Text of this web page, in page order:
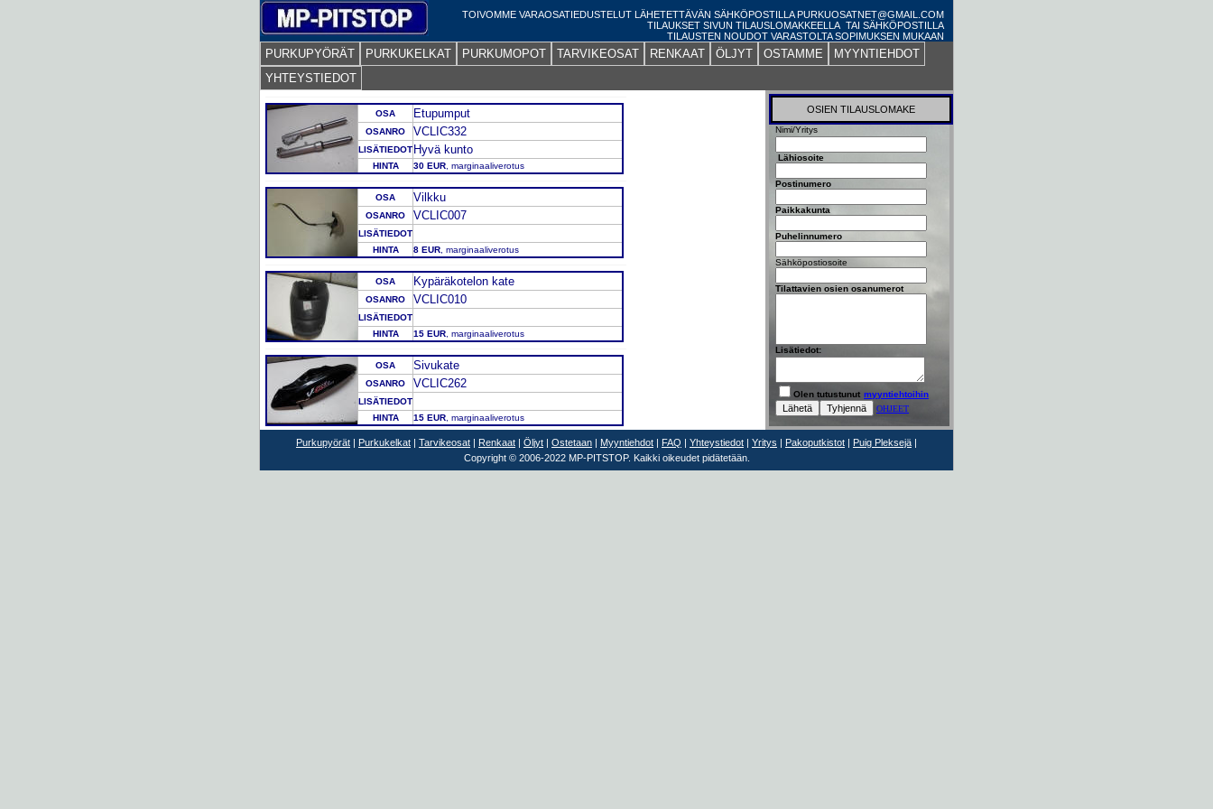
TOIVOMME VARAOSATIEDUSTELUT LÄHETETTÄVÄN SÄHKÖPOSTILLA PURKUOSATNET@GMAIL.COM
TILAUKSET SIVUN TILAUSLOMAKKEELLA TAI SÄHKÖPOSTILLA
TILAUSTEN NOUDOT VARASTOLTA SOPIMUKSEN MUKAAN
PURKUPYÖRÄT PURKUKELKAT PURKUMOPOT TARVIKEOSAT RENKAAT ÖLJYT OSTAMME
MYYNTIEHDOT
YHTEYSTIEDOT
OSA Etupumput
OSANRO VCLIC332
LISÄTIEDOT Hyvä kunto
HINTA 30 EUR , marginaaliverotus
OSA Vilkku
OSANRO VCLIC007
LISÄTIEDOT
HINTA
8 EUR , marginaaliverotus
OSA Kypäräkotelon kate
OSANRO VCLIC010
LISÄTIEDOT
HINTA
15 EUR , marginaaliverotus
OSA Sivukate
OSANRO VCLIC262
LISÄTIEDOT
HINTA
15 EUR , marginaaliverotus
OSIEN TILAUSLOMAKE
Nimi/Yritys
Lähiosoite
Postinumero
Paikkakunta
Puhelinnumero
Sähköpostiosoite
Tilattavien osien osanumerot
Lisätiedot:
Olen tutustunut myyntiehtoihin
OHJEET
Purkupyörät | Purkukelkat | Tarvikeosat | Renkaat | Öljyt | Ostetaan | Myyntiehdot | FAQ | Yhteystiedot | Yritys | Pakoputkistot | Puig Pleksejä |
Copyright © 2006-2022 MP-PITSTOP. Kaikki oikeudet pidätetään.